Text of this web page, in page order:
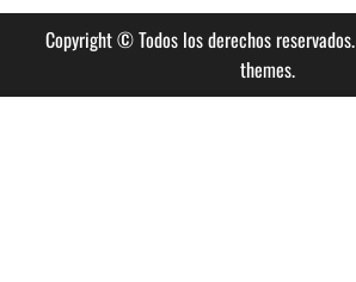
Copyright © Todos los derechos reservados.
themes.